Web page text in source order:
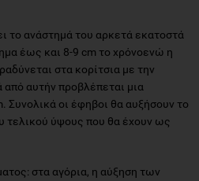
το ανάστημά του αρκετά εκατοστά
έως και 8-9 cm το χρόνοενώ η
στα κορίτσια με την
αυτήν προβλέπεται μια
Συνολικά οι έφηβοι θα αυξήσουν το
τελικού ύψους που θα έχουν ως
στα αγόρια, η αύξηση των